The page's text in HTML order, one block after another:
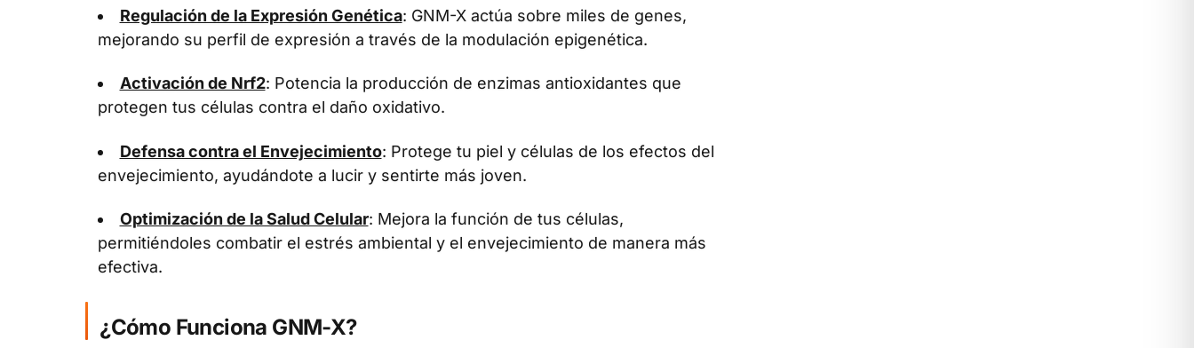
Regulación de la Expresión Genética: GNM-X actúa sobre miles de genes,
mejorando su perfil de expresión a través de la modulación epigenética.
Activación de Nrf2: Potencia la producción de enzimas antioxidantes que
protegen tus células contra el daño oxidativo.
Defensa contra el Envejecimiento: Protege tu piel y células de los efectos del
envejecimiento, ayudándote a lucir y sentirte más joven.
Optimización de la Salud Celular: Mejora la función de tus células,
permitiéndoles combatir el estrés ambiental y el envejecimiento de manera más
efectiva.
¿Cómo Funciona GNM-X?